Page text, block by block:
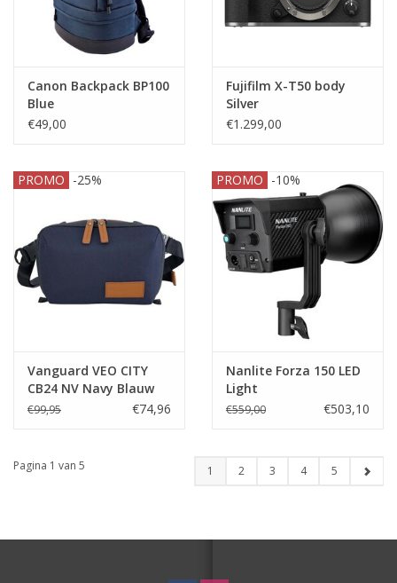
Canon Backpack BP100
Blue
€49,00
Fujifilm X-T50 body
Silver
€1.299,00
PROMO -25%
Vanguard VEO CITY
CB24 NV Navy Blauw
€99,95 €74,96
PROMO -10%
Nanlite Forza 150 LED
Light
€559,00 €503,10
Pagina 1 van 5 1 2 3 4 5